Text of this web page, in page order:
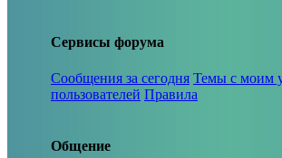
Сервисы форума
Сообщения за сегодня Темы с моим
пользователей Правила
Общение